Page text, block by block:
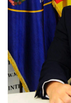
Правни работи
Меѓународна
Полициска
Безбедност на
соработка со